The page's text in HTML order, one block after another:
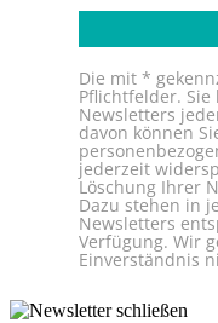
Die mit *
Pflichtfelder.
Newsletters
davon können
jederzeit
Löschung Ihrer
Dazu stehen in
Newsletters
Verfügung. Wir
Einverständnis